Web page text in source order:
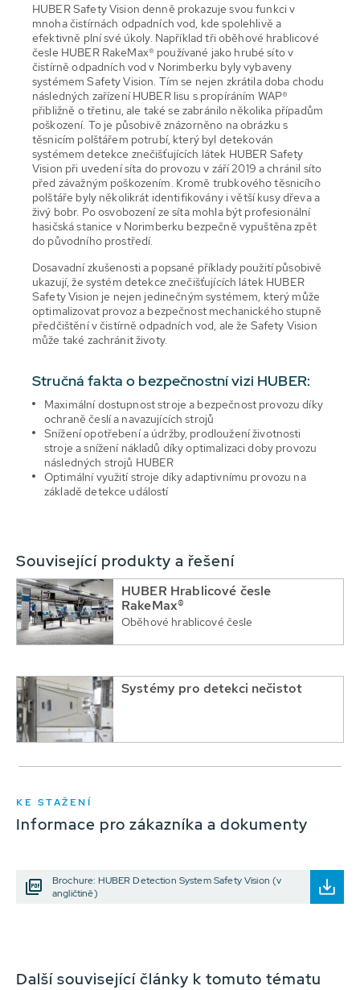
HUBER Safety Vision denně prokazuje svou funkci v
mnoha čistírnách odpadních vod, kde spolehlivě a
efektivně plní své úkoly. Například tři oběhové hrablicové
česle HUBER RakeMax® používané jako hrubé síto v
čistírně odpadních vod v Norimberku byly vybaveny
systémem Safety Vision. Tím se nejen zkrátila doba chodu
následných zařízení HUBER lisu s propíráním WAP®
přibližně o třetinu, ale také se zabránilo několika případům
poškození. To je působivě znázorněno na obrázku s
těsnicím polštářem potrubí, který byl detekován
systémem detekce znečišťujících látek HUBER Safety
Vision při uvedení síta do provozu v září 2019 a chránil síto
před závažným poškozením. Kromě trubkového těsnicího
polštáře byly několikrát identifikovány i větší kusy dřeva a
živý bobr. Po osvobození ze síta mohla být profesionální
hasičská stanice v Norimberku bezpečně vypuštěna zpět
do původního prostředí.
Dosavadní zkušenosti a popsané příklady použití působivě
ukazují, že systém detekce znečišťujících látek HUBER
Safety Vision je nejen jedinečným systémem, který může
optimalizovat provoz a bezpečnost mechanického stupně
předčištění v čistírně odpadních vod, ale že Safety Vision
může také zachránit životy.
Stručná fakta o bezpečnostní vizi HUBER:
Maximální dostupnost stroje a bezpečnost provozu díky
ochraně česlí a navazujících strojů
Snížení opotřebení a údržby, prodloužení životnosti
stroje a snížení nákladů díky optimalizaci doby provozu
následných strojů HUBER
Optimální využití stroje díky adaptivnímu provozu na
základě detekce událostí
Související produkty a řešení
HUBER Hrablicové česle
RakeMax®
Oběhové hrablicové česle
Systémy pro detekci nečistot
KE STAŽENÍ
Informace pro zákazníka a dokumenty
Brochure: HUBER Detection System Safety Vision (v
angličtině)
Další související články k tomuto tématu